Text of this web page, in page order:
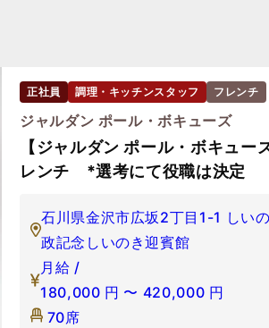
正社員 調理・キッチンスタッフ フレンチ
ジャルダン ポール・ボキューズ
【ジャルダン ポール・ボキュ
レンチ *選考にて役職は決定
石川県金沢市広坂2丁目1-1 しい
政記念しいのき迎賓館
月給 /
180,000 円 〜 420,000 円
70席